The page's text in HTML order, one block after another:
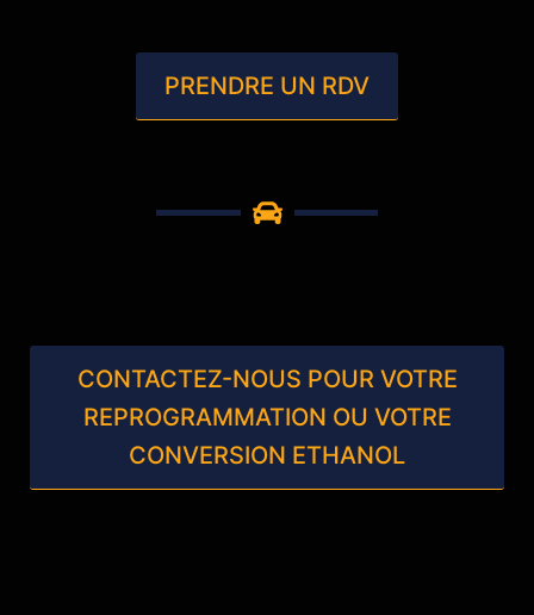
PRENDRE UN RDV
CONTACTEZ-NOUS POUR VOTRE
REPROGRAMMATION OU VOTRE
CONVERSION ETHANOL